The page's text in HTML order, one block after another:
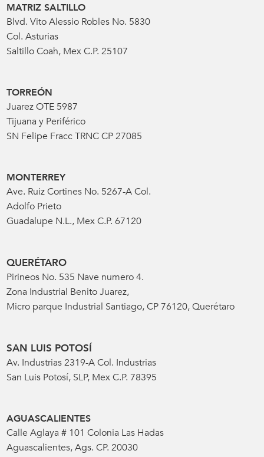
MATRIZ SALTILLO
Blvd. Vito Alessio Robles No. 5830
Col. Asturias
Saltillo Coah, Mex C.P. 25107
TORREÓN
Juarez OTE 5987
Tijuana y Periférico
SN Felipe Fracc TRNC CP 27085
MONTERREY
Ave. Ruiz Cortines No. 5267-A Col.
Adolfo Prieto
Guadalupe N.L., Mex C.P. 67120
QUERÉTARO
Pirineos No. 535 Nave numero 4.
Zona Industrial Benito Juarez,
Micro parque Industrial Santiago, CP 76120, Querétaro
SAN LUIS POTOSÍ
Av. Industrias 2319-A Col. Industrias
San Luis Potosí, SLP, Mex C.P. 78395
AGUASCALIENTES
Calle Aglaya # 101 Colonia Las Hadas
Aguascalientes, Ags. CP. 20030